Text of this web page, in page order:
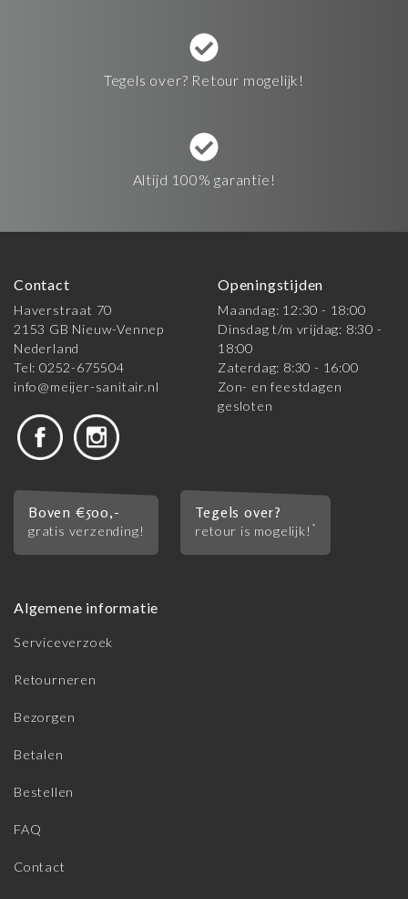
Tegels over? Retour mogelijk!
Altijd 100% garantie!
Contact
Haverstraat 70
2153 GB Nieuw-Vennep
Nederland
Tel: 0252-675504
info@meijer-sanitair.nl
Openingstijden
Maandag: 12:30 - 18:00
Dinsdag t/m vrijdag: 8:30 -
18:00
Zaterdag: 8:30 - 16:00
Zon- en feestdagen
gesloten
Boven €500,-
gratis verzending!
Tegels over?
retour is mogelijk! *
Algemene informatie
Serviceverzoek
Retourneren
Bezorgen
Betalen
Bestellen
FAQ
Contact